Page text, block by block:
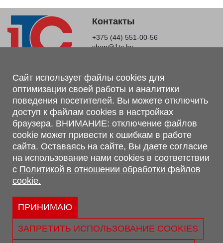
Контакты
+375 (44) 551-00-56
shop@1tc.by
Магазин, склад
г. Минск, Минский р-н, п. Привольный, ул. Мира, 20А,
223062
г. Брест, ул. Лейтенанта Рябцева, 108 В, 224701
Обращаем Ваше внимание, что вся предоставленная на сайте
информация, касающаяся комплектаций, технических
характеристик, цветовых сочетаний, а также стоимости и
сервисного обслуживания носит информационный характер и
не является публичной офертой, определяемой п.2 ст.407
Гражданского кодекса Республики Беларусь.
Политика обработки персональных данных
Политикой в отношении обработки файлов cookie.
Сайт использует файлы cookies для
оптимизации своей работы и аналитики
поведения посетителей. Вы можете отключить
доступ к файлам cookies в настройках
браузера. ВНИМАНИЕ: отключение файлов
cookie может привести к ошибкам в работе
сайта. Оставаясь на сайте, Вы даете согласие
на использование нами cookies в соответствии
с Политикой в отношении обработки файлов
cookie.
ПРИНИМАЮ
ЗАПРЕТИТЬ ИСПОЛЬЗОВАНИЕ COOKIES